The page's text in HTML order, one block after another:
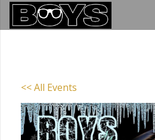
<< All Events